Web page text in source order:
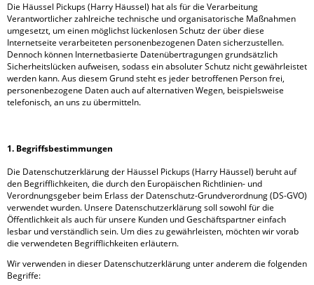
Die Häussel Pickups (Harry Häussel) hat als für die Verarbeitung
Verantwortlicher zahlreiche technische und organisatorische Maßnahmen
umgesetzt, um einen möglichst lückenlosen Schutz der über diese
Internetseite verarbeiteten personenbezogenen Daten sicherzustellen.
Dennoch können Internetbasierte Datenübertragungen grundsätzlich
Sicherheitslücken aufweisen, sodass ein absoluter Schutz nicht gewährleistet
werden kann. Aus diesem Grund steht es jeder betroffenen Person frei,
personenbezogene Daten auch auf alternativen Wegen, beispielsweise
telefonisch, an uns zu übermitteln.
1. Begriffsbestimmungen
Die Datenschutzerklärung der Häussel Pickups (Harry Häussel) beruht auf
den Begrifflichkeiten, die durch den Europäischen Richtlinien- und
Verordnungsgeber beim Erlass der Datenschutz-Grundverordnung (DS-GVO)
verwendet wurden. Unsere Datenschutzerklärung soll sowohl für die
Öffentlichkeit als auch für unsere Kunden und Geschäftspartner einfach
lesbar und verständlich sein. Um dies zu gewährleisten, möchten wir vorab
die verwendeten Begrifflichkeiten erläutern.
Wir verwenden in dieser Datenschutzerklärung unter anderem die folgenden
Begriffe: